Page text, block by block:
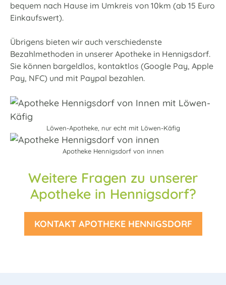
bequem nach Hause im Umkreis von 10km (ab 15 Euro
Einkaufswert).
Übrigens bieten wir auch verschiedenste
Bezahlmethoden in unserer Apotheke in Hennigsdorf.
Sie können bargeldlos, kontaktlos (Google Pay, Apple
Pay, NFC) und mit Paypal bezahlen.
Löwen-Apotheke, nur echt mit Löwen-Käfig
Apotheke Hennigsdorf von innen
Weitere Fragen zu unserer
Apotheke in Hennigsdorf?
KONTAKT APOTHEKE HENNIGSDORF